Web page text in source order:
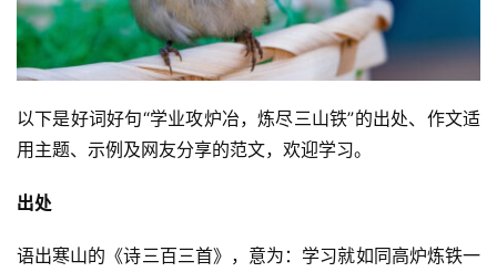
以下是好词好句“学业攻炉冶，炼尽三山铁”的出处、作文适
用主题、示例及网友分享的范文，欢迎学习。
出处
语出寒山的《诗三百三首》，意为：学习就如同高炉炼铁一